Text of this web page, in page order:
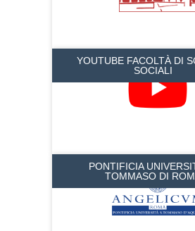
YOUTUBE FACOLTÀ DI
SOCIALI
PONTIFICIA
TOMMASO DI